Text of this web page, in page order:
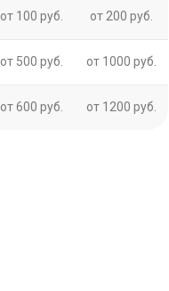
от 100 руб. от 200 руб.
от 500 руб. от 1000 руб.
от 600 руб. от 1200 руб.